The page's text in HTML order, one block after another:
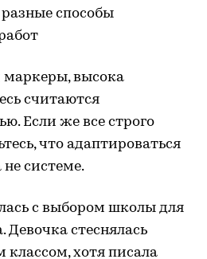
способы
маркеры, высока
считаются
Если же все строго
что адаптироваться
не системе.
с выбором школы для
стеснялась
классом, хотя писала